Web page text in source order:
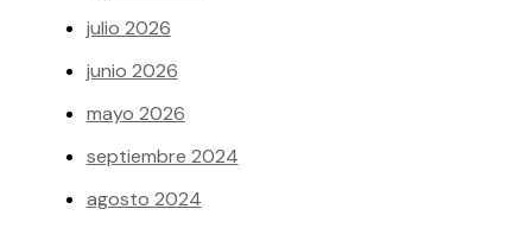
julio 2026
junio 2026
mayo 2026
septiembre 2024
agosto 2024